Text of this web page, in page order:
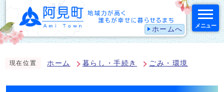
ホームへ メニュー
現在位置 ホーム 暮らし・手続き ごみ・環境